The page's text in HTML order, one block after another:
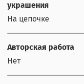
украшения
На цепочке
Авторская работа
Нет